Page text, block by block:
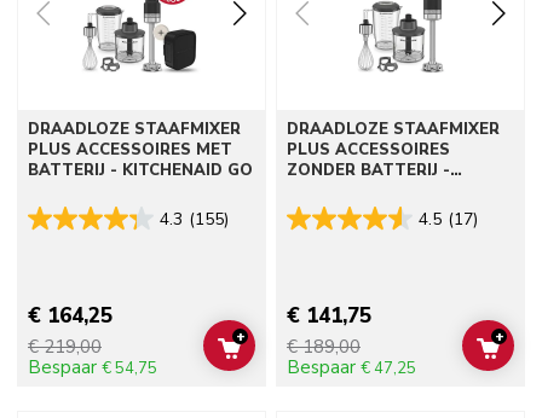
DRAADLOZE STAAFMIXER
PLUS ACCESSOIRES MET
BATTERIJ - KITCHENAID GO
4.3 (155)
€ 164,25
€ 219,00
Bespaar € 54,75
ADD TO CART
+
DRAADLOZE STAAFMIXER
PLUS ACCESSOIRES
ZONDER BATTERIJ -
4.5 (17)
€ 141,75
€ 189,00
Bespaar € 47,25
ADD
+